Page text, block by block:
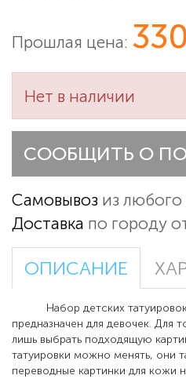
Прошлая цена:
Нет в наличии
СООБЩИТЬ О
Самовывоз из любого
Доставка по городу
ОПИСАНИЕ
Набор детских татуировок
предназначен для девочек. Для
лишь выбрать подходящую
татуировки можно менять, они
переводные картинки для кожи